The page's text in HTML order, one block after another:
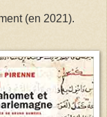
(en 2021).